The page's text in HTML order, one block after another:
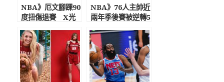
NBA》厄文腳踝90
度扭傷退賽 X光
保護靴並拄拐
NBA》76人主帥近
兩年季後賽被逆轉5
爛球迷貼尋人啟示
諷刺